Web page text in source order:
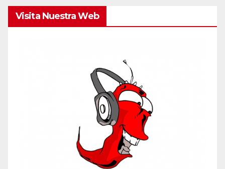
Visita Nuestra Web